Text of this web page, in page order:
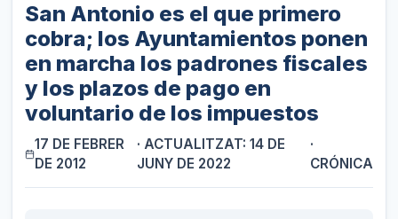
San Antonio es el que primero
cobra; los Ayuntamientos ponen
en marcha los padrones fiscales
y los plazos de pago en
voluntario de los impuestos
17 DE FEBRER
DE 2012
· ACTUALITZAT: 14 DE
JUNY DE 2022
·
CRÓNICA